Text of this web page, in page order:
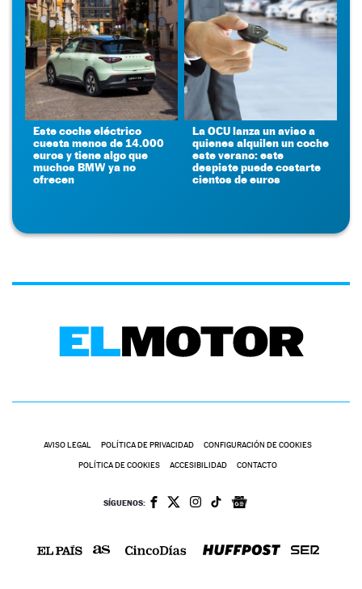
Este coche eléctrico
cuesta menos de 14.000
euros y tiene algo que
muchos BMW ya no
ofrecen
La OCU lanza un aviso a
quienes alquilen un coche
este verano: este
despiste puede costarte
cientos de euros
AVISO LEGAL POLÍTICA DE PRIVACIDAD CONFIGURACIÓN DE COOKIES
POLÍTICA DE COOKIES ACCESIBILIDAD CONTACTO
SÍGUENOS: